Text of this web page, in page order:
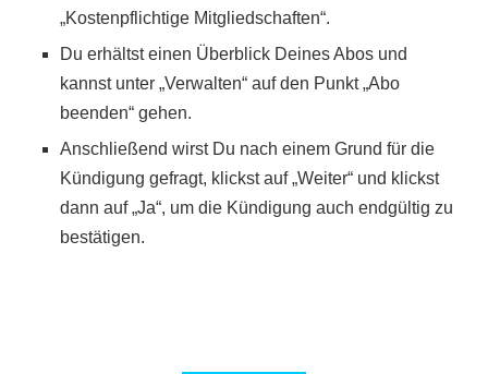
„Kostenpflichtige Mitgliedschaften“.
Du erhältst einen Überblick Deines Abos und
kannst unter „Verwalten“ auf den Punkt „Abo
beenden“ gehen.
Anschließend wirst Du nach einem Grund für die
Kündigung gefragt, klickst auf „Weiter“ und klickst
dann auf „Ja“, um die Kündigung auch endgültig zu
bestätigen.